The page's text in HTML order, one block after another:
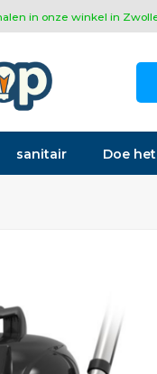
in onze winkel in
sanitair Doe